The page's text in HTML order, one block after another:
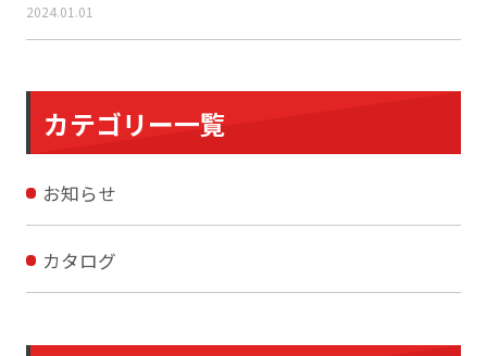
2024.01.01
カテゴリー一覧
お知らせ
カタログ